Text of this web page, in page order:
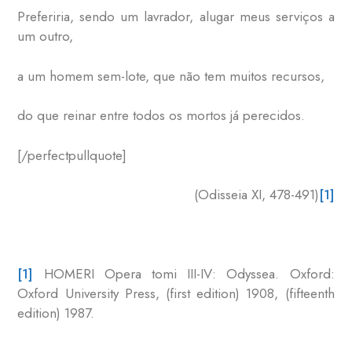
Preferiria, sendo um lavrador, alugar meus serviços a
um outro,
a um homem sem-lote, que não tem muitos recursos,
do que reinar entre todos os mortos já perecidos.
[/perfectpullquote]
(Odisseia XI, 478-491)[1]
[1] HOMERI Opera tomi III-IV: Odyssea. Oxford:
Oxford University Press, (first edition) 1908, (fifteenth
edition) 1987.